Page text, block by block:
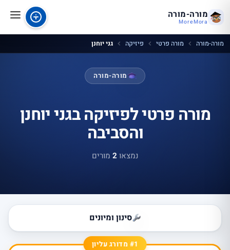
מורה-מורה
MoreMora
מורה-מורה מורה פרטי פיזיקה גני יוחנן
מורה-מורה
מורה פרטי לפיזיקה בגני יוחנן
והסביבה
נמצאו2 מורים
סינון ומיונים
#1 מדורג עליון